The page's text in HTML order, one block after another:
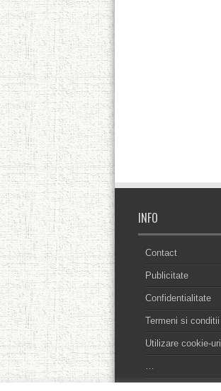
INFO
Contact
Publicitate
Confidentialitate
Termeni si conditii
Utilizare cookie-uri
…